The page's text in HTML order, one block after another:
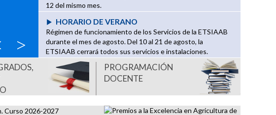
Previous
> Next
12 del mismo mes.
HORARIO DE VERANO
Régimen de funcionamiento de los Servicios de la ETSIAAB
durante el mes de agosto. Del 10 al 21 de agosto, la
ETSIAAB cerrará todos sus servicios e instalaciones.
PROGRAMACIÓN
DOCENTE